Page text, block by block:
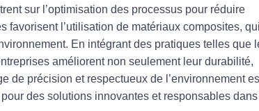
sur l’optimisation des processus pour réduire
favorisent l’utilisation de matériaux composites, qui
En intégrant des pratiques telles que
améliorent non seulement leur durabilité,
de précision et respectueux de l’environnement
des solutions innovantes et responsables dans